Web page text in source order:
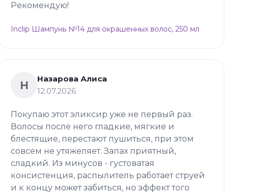
Рекомендую!
Inclip Шампунь №14 для окрашенных волос, 250 мл
Н
Назарова Алиса
12.07.2026
Покупаю этот эликсир уже не первый раз.
Волосы после него гладкие, мягкие и
блестящие, перестают пушиться, при этом
совсем не утяжеляет. Запах приятный,
сладкий. Из минусов - густоватая
консистенция, распылитель работает струей
и к концу может забиться, но эффект того